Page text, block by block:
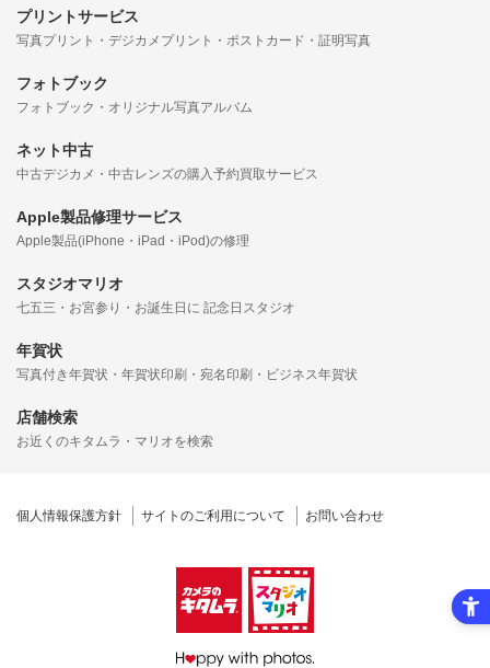
プリントサービス
写真プリント・デジカメプリント・ポストカード・証明写真
フォトブック
フォトブック・オリジナル写真アルバム
ネット中古
中古デジカメ・中古レンズの購入予約買取サービス
Apple製品修理サービス
Apple製品(iPhone・iPad・iPod)の修理
スタジオマリオ
七五三・お宮参り・お誕生日に 記念日スタジオ
年賀状
写真付き年賀状・年賀状印刷・宛名印刷・ビジネス年賀状
店舗検索
お近くのキタムラ・マリオを検索
個人情報保護方針 サイトのご利用について お問い合わせ